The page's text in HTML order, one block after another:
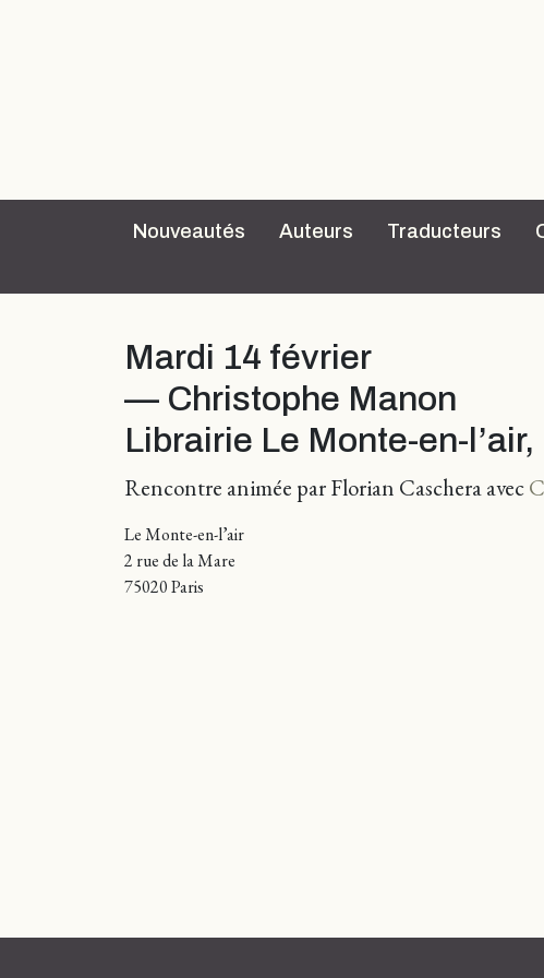
Nouveautés Auteurs Traducteurs
Mardi 14 février
— Christophe Manon
Librairie Le Monte-en-
Rencontre animée par Florian Caschera avec
Le Monte-en-l’air
2 rue de la Mare
75020 Paris